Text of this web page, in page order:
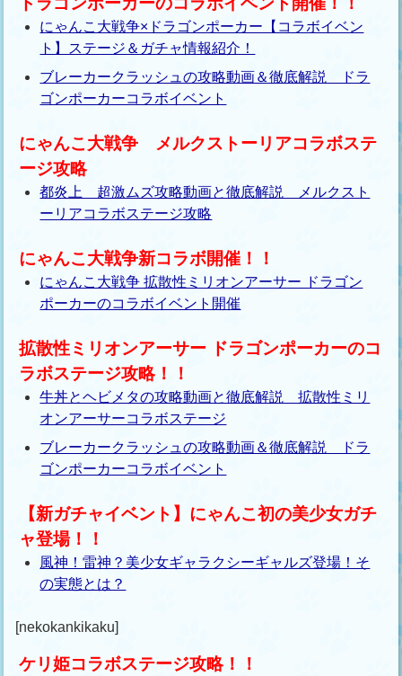
にゃんこ大戦争×ドラゴンポーカー【コラボイベン
ト】ステージ＆ガチャ情報紹介！
ブレーカークラッシュの攻略動画＆徹底解説 ドラ
ゴンポーカーコラボイベント
にゃんこ大戦争 メルクストーリアコラボステ
ージ攻略
都炎上 超激ムズ攻略動画と徹底解説 メルクスト
ーリアコラボステージ攻略
にゃんこ大戦争新コラボ開催！！
にゃんこ大戦争 拡散性ミリオンアーサー ドラゴン
ポーカーのコラボイベント開催
拡散性ミリオンアーサー ドラゴンポーカーのコ
ラボステージ攻略！！
牛丼とヘビメタの攻略動画と徹底解説 拡散性ミリ
オンアーサーコラボステージ
ブレーカークラッシュの攻略動画＆徹底解説 ドラ
ゴンポーカーコラボイベント
【新ガチャイベント】にゃんこ初の美少女ガチ
ャ登場！！
風神！雷神？美少女ギャラクシーギャルズ登場！そ
の実態とは？
[nekokankikaku]
ケリ姫コラボステージ攻略！！